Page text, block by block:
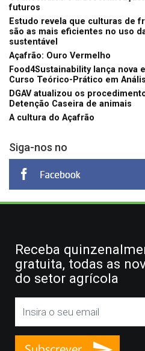
futuros
Estudo revela que culturas de
são as mais eficientes no uso
sustentável
Açafrão: Ouro Vermelho
Food4Sustainability lança nova
Curso Teórico-Prático em
DGAV atualizou os
Detenção Caseira de animais
A cultura do Açafrão
Siga-nos no
Receba
gratuita, todas as
do setor agrícola